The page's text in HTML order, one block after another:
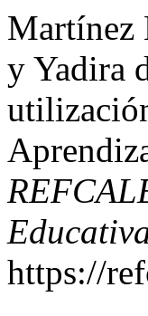
Martínez
y Yadira
https://